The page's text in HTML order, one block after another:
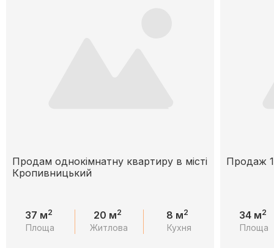
Продам однокімнатну квартиру в місті
Кропивницький
37 м2
Площа
20 м2
Житлова
8 м2
Кухня
Продаж 1
34 м2
Площа